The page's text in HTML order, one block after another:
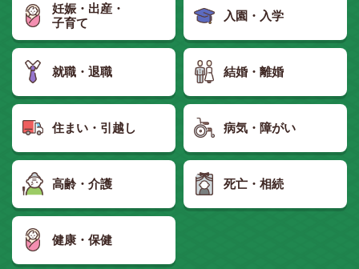
妊娠・出産・
子育て
入園・入学
就職・退職 結婚・離婚
住まい・引越し 病気・障がい
高齢・介護 死亡・相続
健康・保健